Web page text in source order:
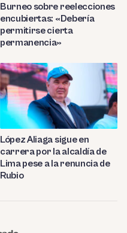
Burneo sobre reelecciones
encubiertas: «Debería
permitirse cierta
permanencia»
López Aliaga sigue en
carrera por la alcaldía de
Lima pese a la renuncia de
Rubio